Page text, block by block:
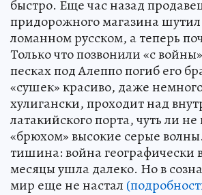
быстро. Еще час назад
придорожного магазина
ломанном русском, а теперь
Только что позвонили «с
песках под Алеппо погиб его
«сушек» красиво, даже
хулигански, проходит над
латакийского порта, чуть ли
«брюхом» высокие серые
тишина: война географически
месяцы ушла далеко. Но в
мир еще не настал